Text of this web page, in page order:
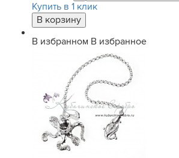
Купить в 1 клик
В избранном В избранное